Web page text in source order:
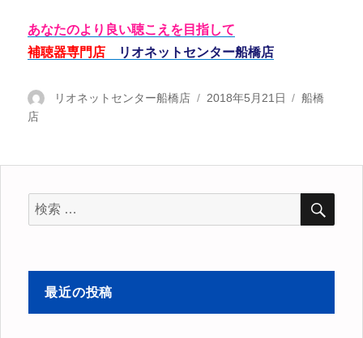
あなたのより良い聴こえを目指して
補聴器専門店
リオネットセンター船橋店
投
リオネットセンター船橋店
投
2018年5月21日
カ
船橋
店
検
索
象:
最近の投稿